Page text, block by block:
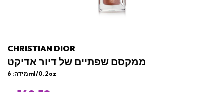
CHRISTIAN DIOR
ממקסם שפתיים של דיור אדיקט
מידה: 6ml/0.2oz